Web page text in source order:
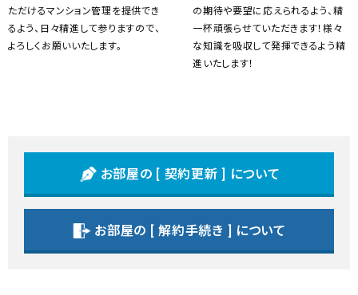
ただけるマンション管理を提供でき
るよう、日々精進して参りますので、
よろしくお願いいたします。
の期待や要望に応えられるよう、精
一杯頑張らせていただきます！様々
な知識を吸収して発揮できるよう精
進いたします！
お部屋の [ 契約更新 ] について
お部屋の [ 解約手続き ] について